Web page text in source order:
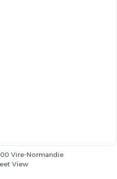
Vire-Normandie
View